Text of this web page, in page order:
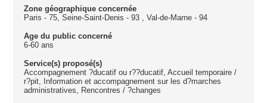
Zone géographique concernée
Paris - 75, Seine-Saint-Denis - 93 , Val-de-Marne - 94
Age du public concerné
6-60 ans
Service(s) proposé(s)
Accompagnement ?ducatif ou r??ducatif, Accueil temporaire /
r?pit, Information et accompagnement sur les d?marches
administratives, Rencontres / ?changes